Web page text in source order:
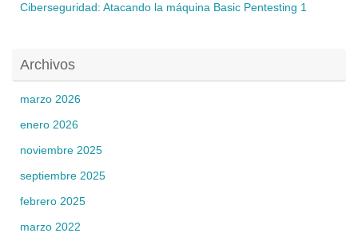
Ciberseguridad: Atacando la máquina Basic Pentesting 1
Archivos
marzo 2026
enero 2026
noviembre 2025
septiembre 2025
febrero 2025
marzo 2022